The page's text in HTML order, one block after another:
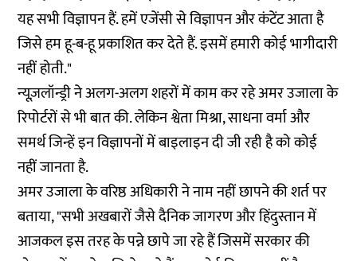
यह सभी विज्ञापन हैं. हमें एजेंसी से विज्ञापन और कंटेंट आता है
जिसे हम हू-ब-हू प्रकाशित कर देते हैं. इसमें हमारी कोई भागीदारी
नहीं होती."
न्यूज़लॉन्ड्री ने अलग-अलग शहरों में काम कर रहे अमर उजाला के
रिपोर्टरों से भी बात की. लेकिन श्वेता मिश्रा, साधना वर्मा और
समर्थ जिन्हें इन विज्ञापनों में बाइलाइन दी जी रही है को कोई
नहीं जानता है.
अमर उजाला के वरिष्ठ अधिकारी ने नाम नहीं छापने की शर्त पर
बताया, "सभी अखबारों जैसे दैनिक जागरण और हिंदुस्तान में
आजकल इस तरह के पन्ने छापे जा रहे हैं जिसमें सरकार की